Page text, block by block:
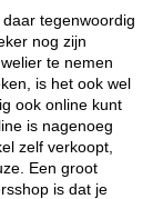
tegenwoordig
nog zijn
te nemen
is het ook wel
ook online kunt
is nagenoeg
zelf verkoopt,
Een groot
is dat je